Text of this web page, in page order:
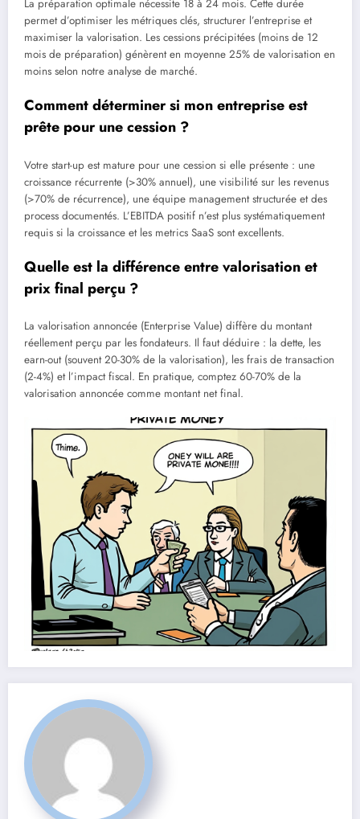
La préparation optimale nécessite 18 à 24 mois. Cette durée
permet d’optimiser les métriques clés, structurer l’entreprise et
maximiser la valorisation. Les cessions précipitées (moins de 12
mois de préparation) génèrent en moyenne 25% de valorisation en
moins selon notre analyse de marché.
Comment déterminer si mon entreprise est
prête pour une cession ?
Votre start-up est mature pour une cession si elle présente : une
croissance récurrente (>30% annuel), une visibilité sur les revenus
(>70% de récurrence), une équipe management structurée et des
process documentés. L’EBITDA positif n’est plus systématiquement
requis si la croissance et les metrics SaaS sont excellents.
Quelle est la différence entre valorisation et
prix final perçu ?
La valorisation annoncée (Enterprise Value) diffère du montant
réellement perçu par les fondateurs. Il faut déduire : la dette, les
earn-out (souvent 20-30% de la valorisation), les frais de transaction
(2-4%) et l’impact fiscal. En pratique, comptez 60-70% de la
valorisation annoncée comme montant net final.